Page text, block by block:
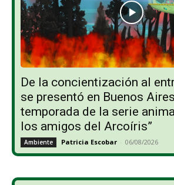
De la concientización al
se presentó en Buenos
temporada de la serie
los amigos del Arcoíris”
Ambiente Patricia Escobar - 06/08/2026